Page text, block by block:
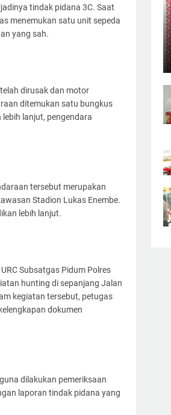
tindak pidana 3C. Saat
menemukan satu unit sepeda
yang sah.
dirusak dan motor
ditemukan satu bungkus
lanjut, pengendara
tersebut merupakan
Stadion Lukas Enembe.
lebih lanjut.
Subsatgas Pidum Polres
hunting di sepanjang Jalan
kegiatan tersebut, petugas
dokumen
dilakukan pemeriksaan
laporan tindak pidana yang